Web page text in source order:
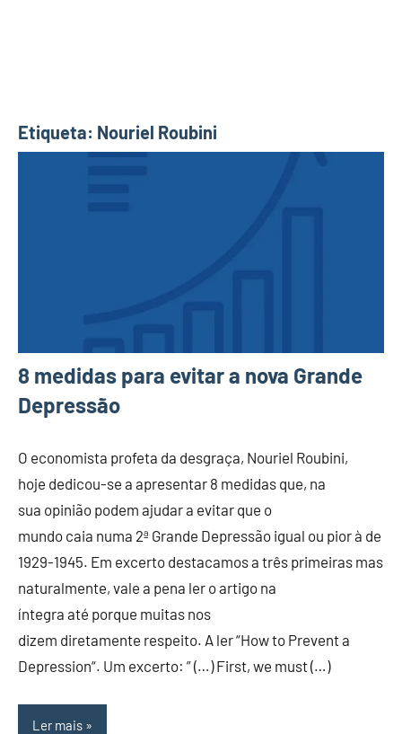
Etiqueta: Nouriel Roubini
8 medidas para evitar a nova Grande
Depressão
O economista profeta da desgraça, Nouriel Roubini,
hoje dedicou-se a apresentar 8 medidas que, na
sua opinião podem ajudar a evitar que o
mundo caia numa 2ª Grande Depressão igual ou pior à de
1929-1945. Em excerto destacamos a três primeiras mas
naturalmente, vale a pena ler o artigo na
íntegra até porque muitas nos
dizem diretamente respeito. A ler “How to Prevent a
Depression“. Um excerto: ” (…) First, we must (…)
Ler mais